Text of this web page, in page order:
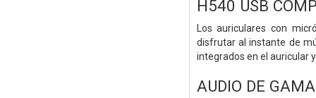
H540 USB
Los auriculares con
disfrutar al instante de
integrados en el auricular
AUDIO DE